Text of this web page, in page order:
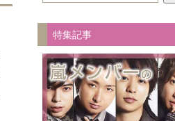
特集記事